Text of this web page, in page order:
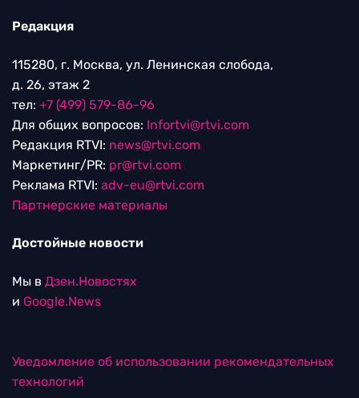
Редакция
115280, г. Москва, ул. Ленинская слобода,
д. 26, этаж 2
тел: +7 (499) 579-86-96
Для общих вопросов: Infortvi@rtvi.com
Редакция RTVI: news@rtvi.com
Маркетинг/PR: pr@rtvi.com
Реклама RTVI: adv-eu@rtvi.com
Партнерские материалы
Достойные новости
Мы в Дзен.Новостях
и Google.News
Уведомление об использовании рекомендательных
технологий